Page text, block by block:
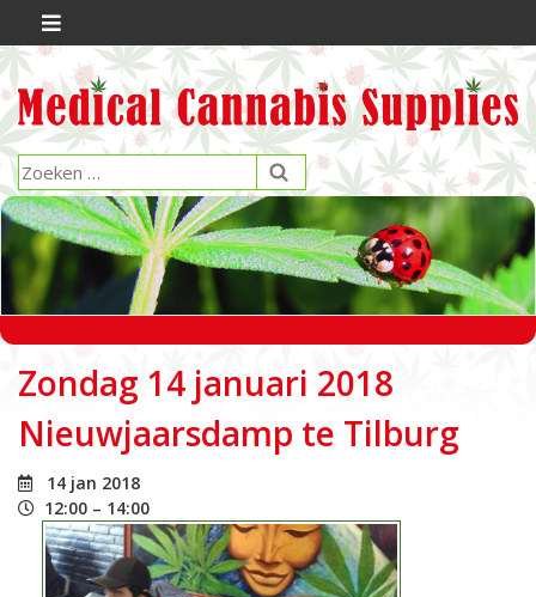
Zondag 14 januari 2018
Nieuwjaarsdamp te Tilburg
14 jan 2018
12:00 – 14:00